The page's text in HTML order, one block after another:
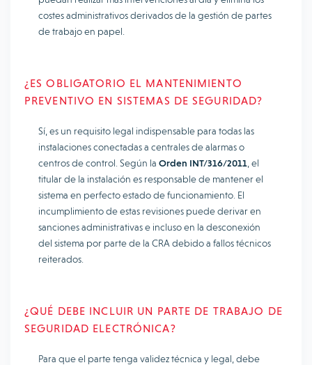
costes administrativos derivados de la gestión de partes
de trabajo en papel.
¿ES OBLIGATORIO EL MANTENIMIENTO
PREVENTIVO EN SISTEMAS DE SEGURIDAD?
Sí, es un requisito legal indispensable para todas las
instalaciones conectadas a centrales de alarmas o
centros de control. Según la Orden INT/316/2011 , el
titular de la instalación es responsable de mantener el
sistema en perfecto estado de funcionamiento. El
incumplimiento de estas revisiones puede derivar en
sanciones administrativas e incluso en la desconexión
del sistema por parte de la CRA debido a fallos técnicos
reiterados.
¿QUÉ DEBE INCLUIR UN PARTE DE TRABAJO DE
SEGURIDAD ELECTRÓNICA?
Para que el parte tenga validez técnica y legal, debe